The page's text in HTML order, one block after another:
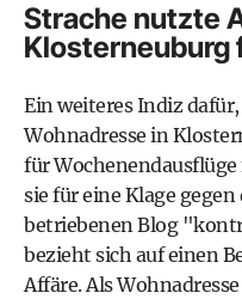
Strache nutzte
Klosterneuburg
Ein weiteres Indiz dafür,
Wohnadresse in
für
sie für eine Klage
betriebenen Blog
bezieht sich auf einen
Affäre. Als